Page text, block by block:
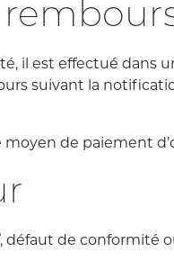
il est effectué dans
suivant la
de paiement
défaut de conformité